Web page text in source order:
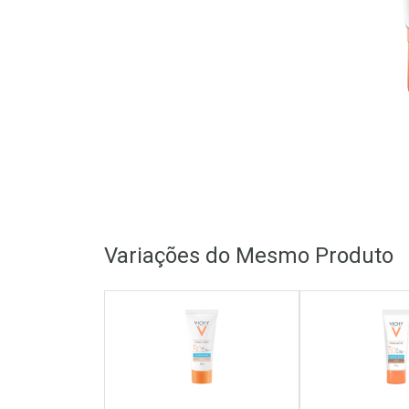
Variações do Mesmo Produto